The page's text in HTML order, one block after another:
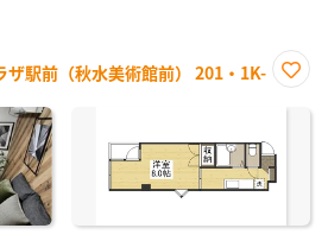
ザ駅前（秋水美術館前） 201・1K-
に入
録